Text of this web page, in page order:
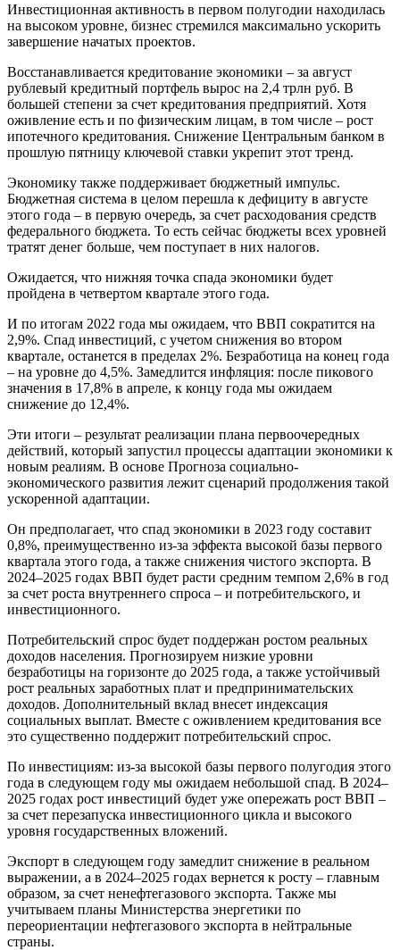
Инвестиционная активность в первом полугодии находилась
на высоком уровне, бизнес стремился максимально ускорить
завершение начатых проектов.
Восстанавливается кредитование экономики – за август
рублевый кредитный портфель вырос на 2,4 трлн руб. В
большей степени за счет кредитования предприятий. Хотя
оживление есть и по физическим лицам, в том числе – рост
ипотечного кредитования. Снижение Центральным банком в
прошлую пятницу ключевой ставки укрепит этот тренд.
Экономику также поддерживает бюджетный импульс.
Бюджетная система в целом перешла к дефициту в августе
этого года – в первую очередь, за счет расходования средств
федерального бюджета. То есть сейчас бюджеты всех уровней
тратят денег больше, чем поступает в них налогов.
Ожидается, что нижняя точка спада экономики будет
пройдена в четвертом квартале этого года.
И по итогам 2022 года мы ожидаем, что ВВП сократится на
2,9%. Спад инвестиций, с учетом снижения во втором
квартале, останется в пределах 2%. Безработица на конец года
– на уровне до 4,5%. Замедлится инфляция: после пикового
значения в 17,8% в апреле, к концу года мы ожидаем
снижение до 12,4%.
Эти итоги – результат реализации плана первоочередных
действий, который запустил процессы адаптации экономики к
новым реалиям. В основе Прогноза социально-
экономического развития лежит сценарий продолжения такой
ускоренной адаптации.
Он предполагает, что спад экономики в 2023 году составит
0,8%, преимущественно из-за эффекта высокой базы первого
квартала этого года, а также снижения чистого экспорта. В
2024–2025 годах ВВП будет расти средним темпом 2,6% в год
за счет роста внутреннего спроса – и потребительского, и
инвестиционного.
Потребительский спрос будет поддержан ростом реальных
доходов населения. Прогнозируем низкие уровни
безработицы на горизонте до 2025 года, а также устойчивый
рост реальных заработных плат и предпринимательских
доходов. Дополнительный вклад внесет индексация
социальных выплат. Вместе с оживлением кредитования все
это существенно поддержит потребительский спрос.
По инвестициям: из-за высокой базы первого полугодия этого
года в следующем году мы ожидаем небольшой спад. В 2024–
2025 годах рост инвестиций будет уже опережать рост ВВП –
за счет перезапуска инвестиционного цикла и высокого
уровня государственных вложений.
Экспорт в следующем году замедлит снижение в реальном
выражении, а в 2024–2025 годах вернется к росту – главным
образом, за счет ненефтегазового экспорта. Также мы
учитываем планы Министерства энергетики по
переориентации нефтегазового экспорта в нейтральные
страны.